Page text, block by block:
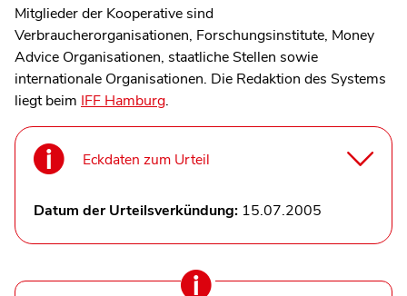
Mitglieder der Kooperative sind
Verbraucherorganisationen, Forschungsinstitute, Money
Advice Organisationen, staatliche Stellen sowie
internationale Organisationen. Die Redaktion des Systems
liegt beim IFF Hamburg.
Eckdaten zum Urteil
Datum der Urteilsverkündung: 15.07.2005